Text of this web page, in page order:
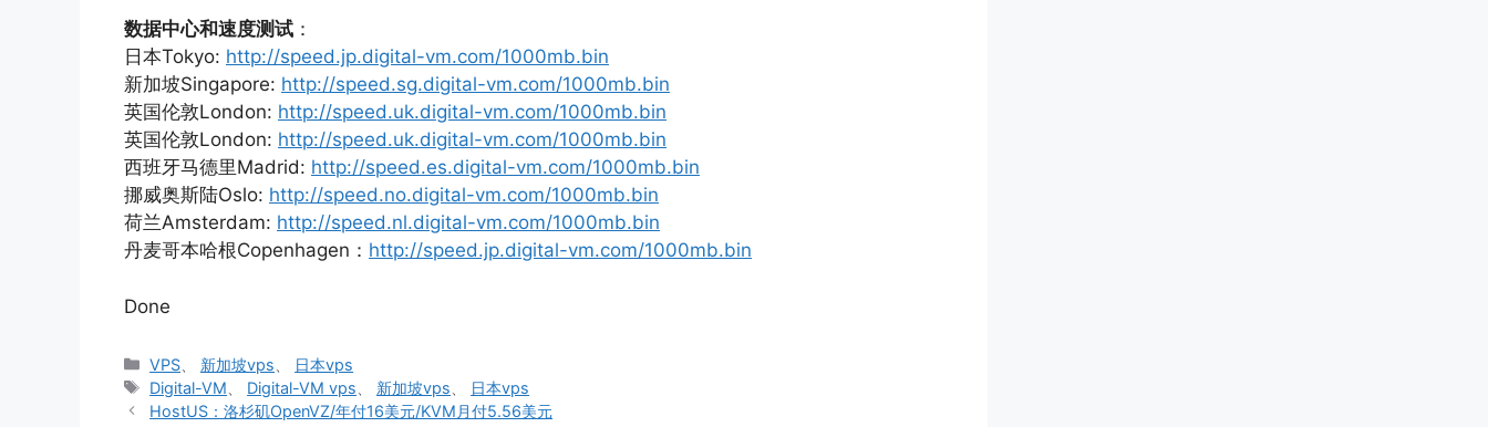
数据中心和速度测试 ：
日本Tokyo: http://speed.jp.digital-vm.com/1000mb.bin
新加坡Singapore: http://speed.sg.digital-vm.com/1000mb.bin
英国伦敦London: http://speed.uk.digital-vm.com/1000mb.bin
英国伦敦London: http://speed.uk.digital-vm.com/1000mb.bin
西班牙马德里Madrid: http://speed.es.digital-vm.com/1000mb.bin
挪威奥斯陆Oslo: http://speed.no.digital-vm.com/1000mb.bin
荷兰Amsterdam: http://speed.nl.digital-vm.com/1000mb.bin
丹麦哥本哈根Copenhagen： http://speed.jp.digital-vm.com/1000mb.bin
Done
分
类
VPS 新加坡vps
日本vps
标
签
Digital-VM Digital-VM vps 新加坡vps
日本vps
HostUS：洛杉矶OpenVZ/年付16美元/KVM月付5.56美元